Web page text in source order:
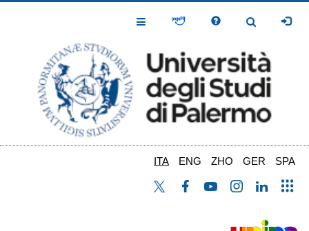
Toggle
Toggle
ITA ENG ZHO GER SPA